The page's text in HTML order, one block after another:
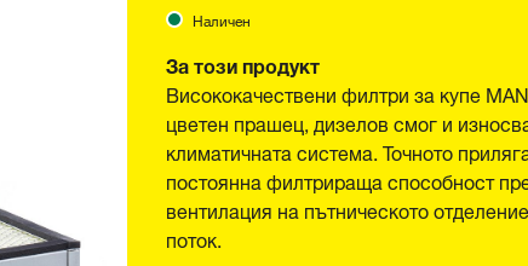
Наличен
За този продукт
Висококачествени филтри за купе
цветен прашец, дизелов смог и
климатичната система. Точното
постоянна филтрираща способност
вентилация на пътническото
поток.